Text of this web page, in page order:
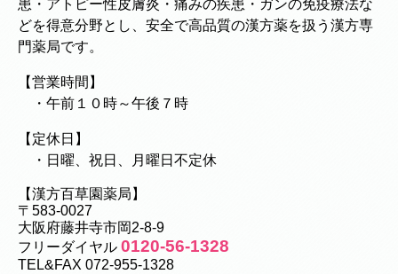
患・アトピー性皮膚炎・痛みの疾患・ガンの免疫療法な
どを得意分野とし、安全で高品質の漢方薬を扱う漢方専
門薬局です。
【営業時間】
・午前１０時～午後７時
【定休日】
・日曜、祝日、月曜日不定休
【漢方百草園薬局】
〒583-0027
大阪府藤井寺市岡2-8-9
フリーダイヤル 0120-56-1328
TEL&FAX 072-955-1328